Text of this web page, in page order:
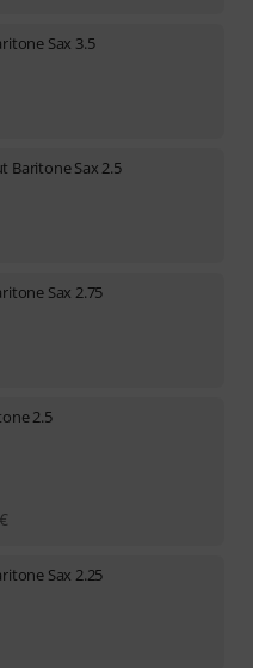
Sax 3.5
Baritone Sax 2.5
Sax 2.75
2.5
€
Sax 2.25